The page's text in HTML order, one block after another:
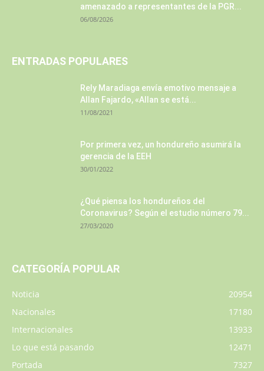
amenazado a representantes de la PGR...
06/08/2026
ENTRADAS POPULARES
Rely Maradiaga envía emotivo mensaje a
Allan Fajardo, «Allan se está...
11/08/2021
Por primera vez, un hondureño asumirá la
gerencia de la EEH
30/01/2022
¿Qué piensa los hondureños del
Coronavirus? Según el estudio número 79...
27/03/2020
CATEGORÍA POPULAR
Noticia
20954
Nacionales
17180
Internacionales
13933
Lo que está pasando
12471
Portada
7327